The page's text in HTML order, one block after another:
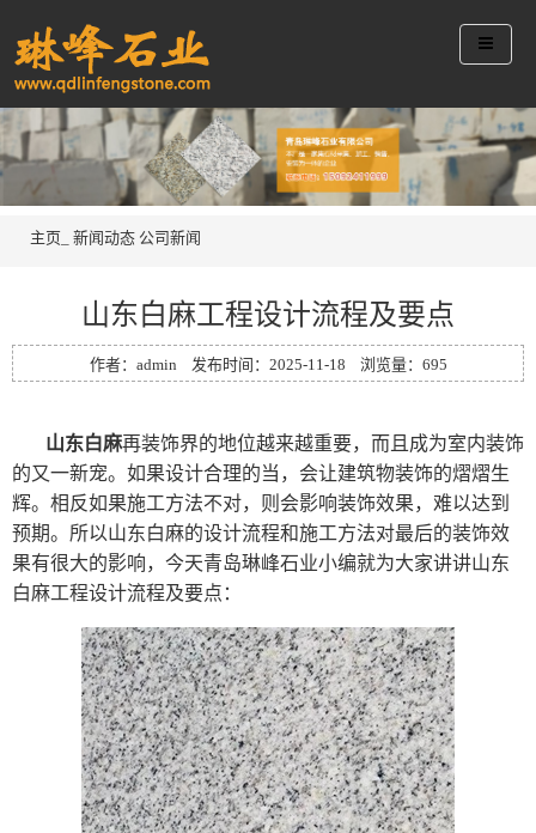
主页_ 新闻动态 公司新闻
山东白麻工程设计流程及要点
作者：admin 发布时间：2025-11-18 浏览量： 695
山东白麻再装饰界的地位越来越重要，而且成为室内装饰
的又一新宠。如果设计合理的当，会让建筑物装饰的熠熠生
辉。相反如果施工方法不对，则会影响装饰效果，难以达到
预期。所以山东白麻的设计流程和施工方法对最后的装饰效
果有很大的影响，今天青岛琳峰石业小编就为大家讲讲山东
白麻工程设计流程及要点：